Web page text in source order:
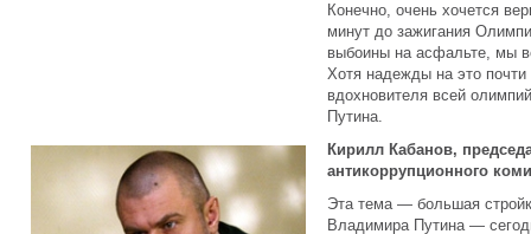
Конечно, очень хочется
минут до зажигания
выбоины на асфальте, мы
Хотя надежды на это
вдохновителя всей
Путина.
Кирилл Кабанов,
антикоррупционного
Эта тема — большая
Владимира Путина —